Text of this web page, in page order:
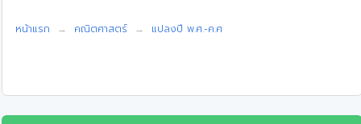
หน้าแรก คณิตศาสตร์ แปลงปี พ.ศ.-ค.ศ